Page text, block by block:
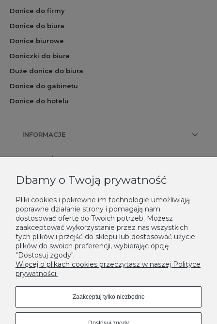
Donice do firmy
Donice do biura
Donice biurowe
Doniczki do biura
Duże donice do biura
Donice do gabinetu
Donice do hotelu
INFORMACJE
PŁATNOŚCI I DOSTAWA
KONTAKT
NEWSLETTER
Podaj swój adres e-mail, jeżeli chcesz otrzymywać informacje o
nowościach i promocjach.
Zapisz się
Dbamy o Twoją prywatność
Pliki cookies i pokrewne im technologie umożliwiają
poprawne działanie strony i pomagają nam
dostosować ofertę do Twoich potrzeb. Możesz
zaakceptować wykorzystanie przez nas wszystkich
tych plików i przejść do sklepu lub dostosować użycie
plików do swoich preferencji, wybierając opcję
"Dostosuj zgody".
Więcej o plikach cookies przeczytasz w naszej Polityce
prywatności.
Zaakceptuj tylko niezbędne